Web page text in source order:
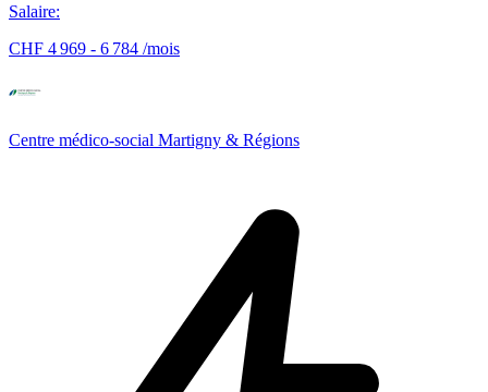
Salaire:
CHF 4 969 - 6 784 /mois
Centre médico-social Martigny & Régions